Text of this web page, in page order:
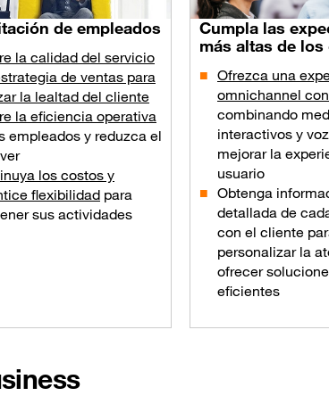
de empleados
la calidad del servicio
de ventas para
la lealtad del cliente
la eficiencia operativa
empleados y reduzca el
los costos y
flexibilidad para
sus actividades
Cumpla las
más altas de los
Ofrezca una
omnichannel
combinando
interactivos y
mejorar la
usuario
Obtenga
detallada de
con el cliente
personalizar la
ofrecer
eficientes